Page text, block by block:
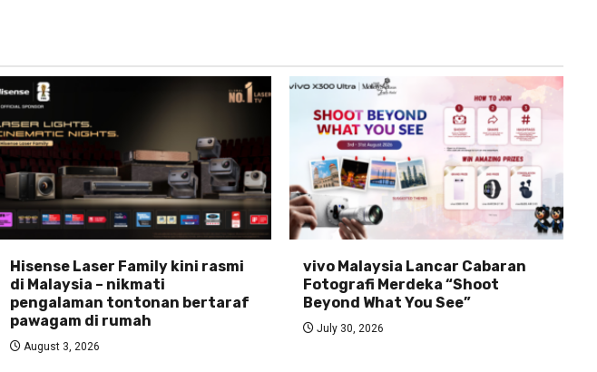
Hisense Laser Family kini rasmi
di Malaysia – nikmati
pengalaman tontonan bertaraf
pawagam di rumah
August 3, 2026
vivo Malaysia Lancar Cabaran
Fotografi Merdeka “Shoot
Beyond What You See”
July 30, 2026